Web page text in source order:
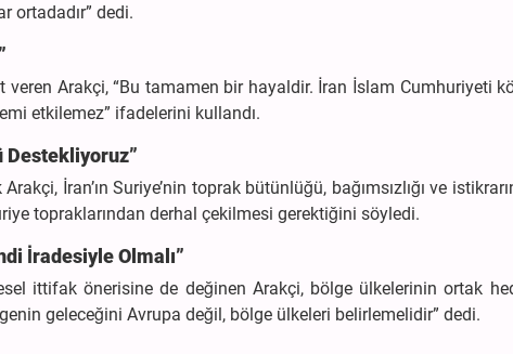
ortadadır” dedi.
veren Arakçi, “Bu tamamen bir hayaldir. İran İslam Cumhuriyeti
etkilemez” ifadelerini kullandı.
Destekliyoruz”
İran’ın Suriye’nin toprak bütünlüğü, bağımsızlığı ve
topraklarından derhal çekilmesi gerektiğini söyledi.
İradesiyle Olmalı”
ittifak önerisine de değinen Arakçi, bölge ülkelerinin ortak
geleceğini Avrupa değil, bölge ülkeleri belirlemelidir” dedi.